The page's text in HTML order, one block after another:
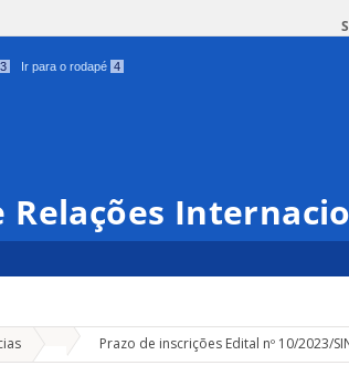
3 Ir para o rodapé 4
Relações
Prazo de inscrições Edital nº 10/2023/